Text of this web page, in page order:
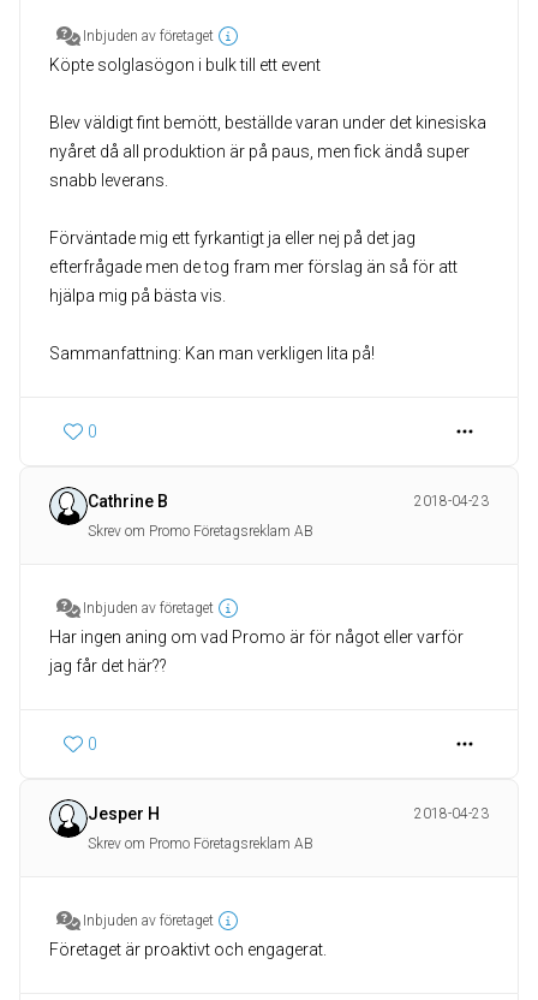
Inbjuden av företaget
Köpte solglasögon i bulk till ett event
Blev väldigt fint bemött, beställde varan under det kinesiska
nyåret då all produktion är på paus, men fick ändå super
snabb leverans.
Förväntade mig ett fyrkantigt ja eller nej på det jag
efterfrågade men de tog fram mer förslag än så för att
hjälpa mig på bästa vis.
Sammanfattning: Kan man verkligen lita på!
0
Cathrine B
2018-04-23
Skrev om Promo Företagsreklam AB
Inbjuden av företaget
Har ingen aning om vad Promo är för något eller varför
jag får det här??
0
Jesper H
2018-04-23
Skrev om Promo Företagsreklam AB
Inbjuden av företaget
Företaget är proaktivt och engagerat.